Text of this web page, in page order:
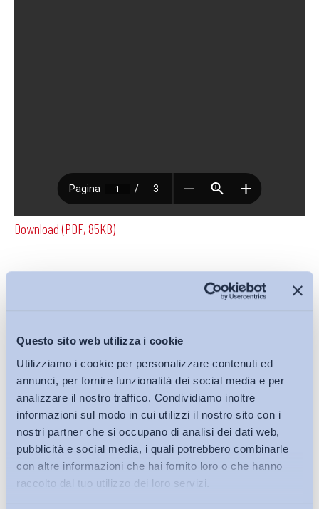
Questo sito web utilizza i cookie
Utilizziamo i cookie per personalizzare contenuti ed
annunci, per fornire funzionalità dei social media e per
analizzare il nostro traffico. Condividiamo inoltre
informazioni sul modo in cui utilizzi il nostro sito con i
nostri partner che si occupano di analisi dei dati web,
pubblicità e social media, i quali potrebbero combinarle
con altre informazioni che hai fornito loro o che hanno
raccolto dal tuo utilizzo dei loro servizi.
Download (PDF, 85KB)
Iscriviti alla Newsletter